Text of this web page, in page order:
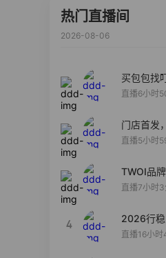
热门直播间
2026-08-06
买包包找
当,一折购
直播6小时
门店首发
款大上新
直播5小时
TWOI品牌
播间新款
直播7小时3
4
2026行稳
远
直播16小时